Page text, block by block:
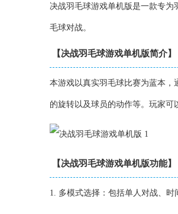
决战羽毛球游戏单机版是一款专为
毛球对战。
【决战羽毛球游戏单机版简介】
本游戏以真实羽毛球比赛为蓝本，
的旋转以及球员的动作等。玩家可
【决战羽毛球游戏单机版功能】
1. 多模式选择：包括单人对战、时